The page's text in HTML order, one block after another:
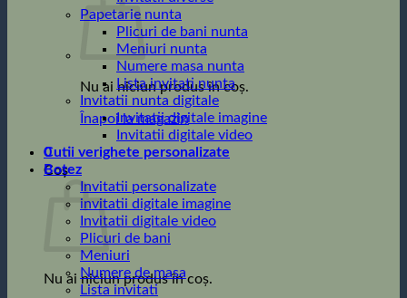
Nu ai niciun produs în coș.
Înapoi la magazin
0
Coș
Nu ai niciun produs în coș.
Papetarie nunta
Plicuri de bani nunta
Meniuri nunta
Numere masa nunta
Lista invitati nunta
Invitatii nunta digitale
Invitatii digitale imagine
Invitatii digitale video
Cutii verighete personalizate
Botez
Invitatii personalizate
invitatii digitale imagine
Invitatii digitale video
Plicuri de bani
Meniuri
Numere de masa
Lista invitati